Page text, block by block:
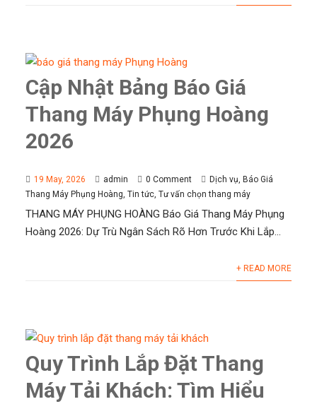
Cập Nhật Bảng Báo Giá
Thang Máy Phụng Hoàng
2026
19 May, 2026 admin 0 Comment Dịch vụ, Báo Giá
Thang Máy Phụng Hoàng, Tin tức, Tư vấn chọn thang máy
THANG MÁY PHỤNG HOÀNG Báo Giá Thang Máy Phụng
Hoàng 2026: Dự Trù Ngân Sách Rõ Hơn Trước Khi Lắp...
+ READ MORE
Quy Trình Lắp Đặt Thang
Máy Tải Khách: Tìm Hiểu